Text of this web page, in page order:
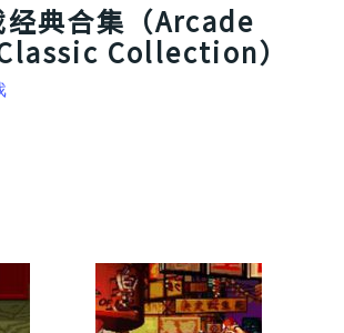
经典合集（Arcade
Collection）